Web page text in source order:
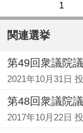
1
関連選挙
第49回衆議院
2021年10月31日
第48回衆議院
2017年10月22日